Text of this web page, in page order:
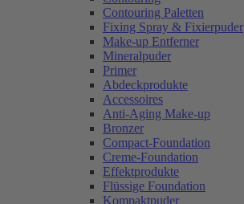
Contouring Paletten
Fixing Spray & Fixierpuder
Make-up Entferner
Mineralpuder
Primer
Abdeckprodukte
Accessoires
Anti-Aging Make-up
Bronzer
Compact-Foundation
Creme-Foundation
Effektprodukte
Flüssige Foundation
Kompaktpuder